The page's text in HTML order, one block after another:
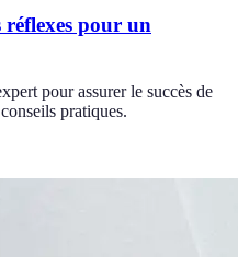
pour un
pour assurer le succès de
pratiques.